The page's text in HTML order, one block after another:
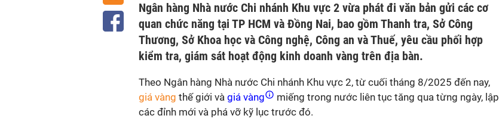
Ngân hàng Nhà nước Chi nhánh Khu vực 2 vừa phát đi văn bản gửi các cơ
quan chức năng tại TP HCM và Đồng Nai, bao gồm Thanh tra, Sở Công
Thương, Sở Khoa học và Công nghệ, Công an và Thuế, yêu cầu phối hợp
kiểm tra, giám sát hoạt động kinh doanh vàng trên địa bàn.
Theo Ngân hàng Nhà nước Chi nhánh Khu vực 2, từ cuối tháng 8/2025 đến nay,
giá vàng thế giới và giá vàng
miếng trong nước liên tục tăng qua từng ngày, lập
các đỉnh mới và phá vỡ kỹ lục trước đó.